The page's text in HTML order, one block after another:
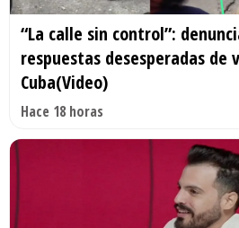
“La calle sin control”:
respuestas desesperadas de
Cuba(Video)
Hace 18 horas